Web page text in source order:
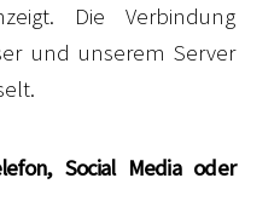
Die Verbindung
und unserem Server
Social Media oder